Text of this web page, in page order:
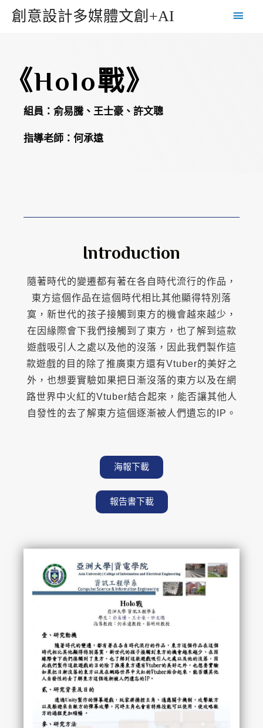
創意設計多媒體文創+AI
《Holo戰》
組員：俞易騰、王士豪、許文聰
指導老師：何承遠
Introduction
隨著時代的變遷都有著在各自時代流行的作品，
東方這個作品在這個時代相比其他顯得特別落
寞，新世代的孩子接觸到東方的機會越來越少，
在因緣際會下我們接觸到了東方，也了解到這款
遊戲吸引人之處以及他的沒落，因此我們製作這
款遊戲的目的除了推廣東方還有Vtuber的美好之
外，也想要實驗如果把日漸沒落的東方以及在網
路世界中火紅的Vtuber結合起來，能否讓其他人
自發性的去了解東方這個逐漸被人們遺忘的IP。
海報下載
報告書下載